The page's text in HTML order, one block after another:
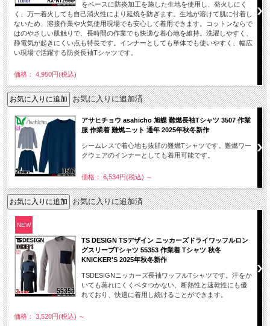
をベースに防炎加工を施した生地を使用し、発火しにく
く、万一着火しても自己消火性により延焼を防ぎます。生地が溶けて肌に付着し
ないため、溶接作業や火気使用現場でも安心して着用できます。コットンならで
はのやさしい肌触りで、長時間の作業でも快適な着心地を維持。洗濯しやすく、
静電気が起きにくい点も特長です。インナーとしても単体でも使いやすく、幅広
い現場で活躍する防炎長袖Tシャツです。
価格： 4,950円(税込)
お気に入りに追加済
アサヒチョウ asahicho 旭蝶 難燃長袖Tシャツ 3507 作業
服 作業着 難燃ニット 通年 2025年秋冬新作
シームレスで着心地も抜群の難燃Tシャツです。難燃ワー
クウェアのインナーとしても着用可能です。
価格： 6,534円(税込) ～
お気に入りに追加済
NEW
TS DESIGN TSデザイン ニッカーズドライワッフルロン
グスリーブTシャツ 55353 作業着 Tシャツ 秋冬
KNICKER'S 2025年秋冬新作
TSDESIGNニッカーズ長袖ワッフルTシャツです。汗をか
いても蒸れにくくベタつかない、断熱性と速乾性にも優
れており、快適に着用し続けることができます。
価格： 3,520円(税込) ～